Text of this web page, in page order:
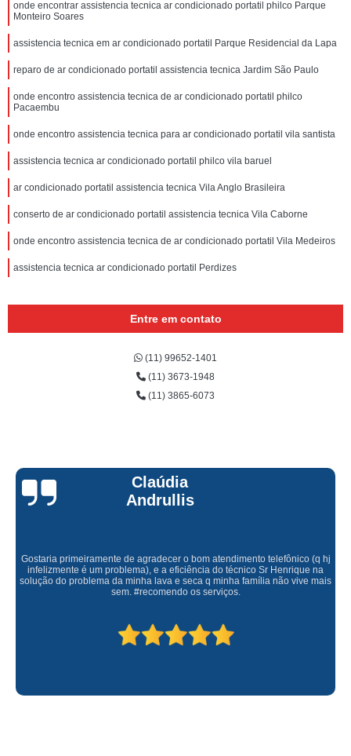
onde encontrar assistencia tecnica ar condicionado portatil philco Parque
Monteiro Soares
assistencia tecnica em ar condicionado portatil Parque Residencial da Lapa
reparo de ar condicionado portatil assistencia tecnica Jardim São Paulo
onde encontro assistencia tecnica de ar condicionado portatil philco
Pacaembu
onde encontro assistencia tecnica para ar condicionado portatil vila santista
assistencia tecnica ar condicionado portatil philco vila baruel
ar condicionado portatil assistencia tecnica Vila Anglo Brasileira
conserto de ar condicionado portatil assistencia tecnica Vila Caborne
onde encontro assistencia tecnica de ar condicionado portatil Vila Medeiros
assistencia tecnica ar condicionado portatil Perdizes
Entre em contato
(11) 99652-1401
(11) 3673-1948
(11) 3865-6073
Claúdia
Andrullis
Gostaria primeiramente de agradecer o bom atendimento telefônico (q hj
infelizmente é um problema), e a eficiência do técnico Sr Henrique na
solução do problema da minha lava e seca q minha família não vive mais
sem. #recomendo os serviços.